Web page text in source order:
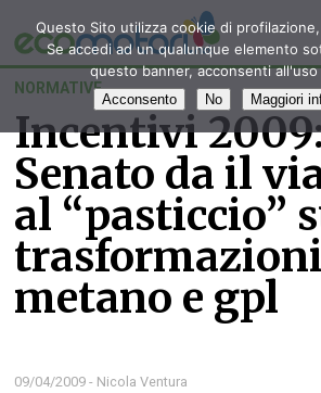
NORMATIVE
Incentivi
Senato da il
al “pasticcio”
trasformazioni
metano e gpl
09/04/2009 - Nicola Ventura
Questo Sito utilizza cookie di
Se accedi ad un qualunque elemento
questo banner, acconsenti
Acconsento No Maggiori